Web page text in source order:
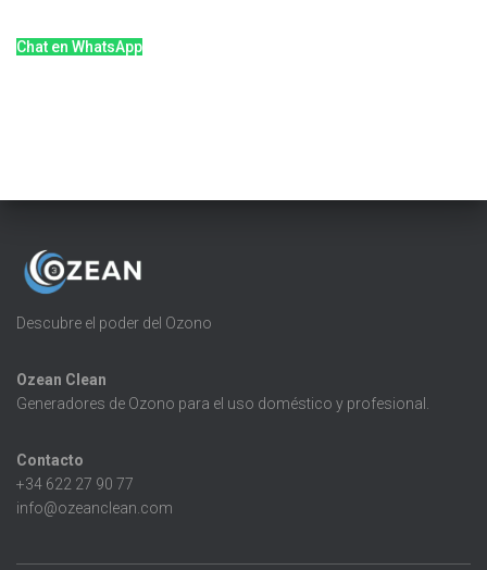
Chat en WhatsApp
Descubre el poder del Ozono
Ozean Clean
Generadores de Ozono para el uso doméstico y profesional.
Contacto
+34 622 27 90 77
info@ozeanclean.com